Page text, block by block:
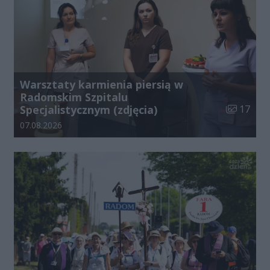
Warsztaty karmienia piersią w
Radomskim Szpitalu
Specjalistycznym (zdjęcia)
Liczba
17
Data dodania galerii:
07.08.2026